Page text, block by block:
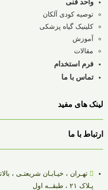
توصیه کودی آلکان
کلینیک گیاه پزشکی
آموزش
مقالات
فرم استخدام
تماس با ما
لینک های مفید
ارتباط با ما
تهـران ، خیـابـان شریعتـی ،
پـلاک ۲۱ ، طبقــه اول